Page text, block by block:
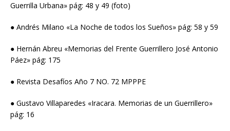
Guerrilla Urbana» pág: 48 y 49 (foto)
● Andrés Milano «La Noche de todos los Sueños» pág: 58 y 59
● Hernán Abreu «Memorias del Frente Guerrillero José Antonio
Páez» pág: 175
● Revista Desafíos Año 7 NO. 72 MPPPE
● Gustavo Villaparedes «Iracara. Memorias de un Guerrillero»
pág: 16